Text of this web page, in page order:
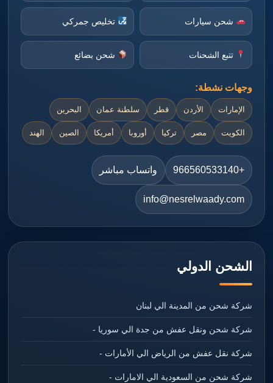
شحن سيارات تخليص جمركي
تتبع الشحنات شحن بضائع
وجهات نشطة:
الإمارات الأردن قطر سلطنة عمان البحرين
الكويت مصر تركيا أوروبا أمريكا الصين الهند
+966560533140 واتساب مباشر
info@nesrelwaady.com
الشحن الدولي
شركة شحن من المدينة الي لبنان
شركة شحن ونقل عفش من جدة الي سوريا -
شركة نقل عفش من الرياض الي الأمارات -
شركة شحن من السعودية الي الامارات -